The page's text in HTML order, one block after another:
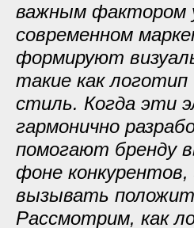
важным фактором
современном
формируют
такие как
стиль. Когда эти
гармонично
помогают бренду
фоне
вызывать
Рассмотрим, как